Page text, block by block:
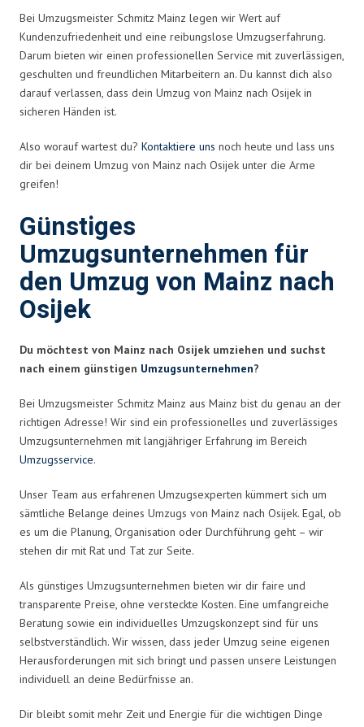
Bei Umzugsmeister Schmitz Mainz legen wir Wert auf
Kundenzufriedenheit und eine reibungslose Umzugserfahrung.
Darum bieten wir einen professionellen Service mit zuverlässigen,
geschulten und freundlichen Mitarbeitern an. Du kannst dich also
darauf verlassen, dass dein Umzug von Mainz nach Osijek in
sicheren Händen ist.
Also worauf wartest du? Kontaktiere uns noch heute und lass uns
dir bei deinem Umzug von Mainz nach Osijek unter die Arme
greifen!
Günstiges
Umzugsunternehmen für
den Umzug von Mainz nach
Osijek
Du möchtest von Mainz nach Osijek umziehen und suchst
nach einem günstigen Umzugsunternehmen?
Bei Umzugsmeister Schmitz Mainz aus Mainz bist du genau an der
richtigen Adresse! Wir sind ein professionelles und zuverlässiges
Umzugsunternehmen mit langjähriger Erfahrung im Bereich
Umzugsservice.
Unser Team aus erfahrenen Umzugsexperten kümmert sich um
sämtliche Belange deines Umzugs von Mainz nach Osijek. Egal, ob
es um die Planung, Organisation oder Durchführung geht – wir
stehen dir mit Rat und Tat zur Seite.
Als günstiges Umzugsunternehmen bieten wir dir faire und
transparente Preise, ohne versteckte Kosten. Eine umfangreiche
Beratung sowie ein individuelles Umzugskonzept sind für uns
selbstverständlich. Wir wissen, dass jeder Umzug seine eigenen
Herausforderungen mit sich bringt und passen unsere Leistungen
individuell an deine Bedürfnisse an.
Dir bleibt somit mehr Zeit und Energie für die wichtigen Dinge